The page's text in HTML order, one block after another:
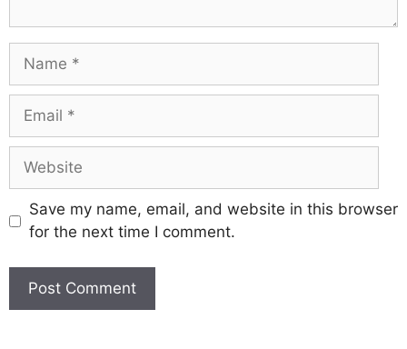
Save my name, email, and website in this browser
for the next time I comment.